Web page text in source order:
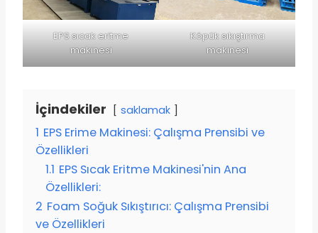
EPS sıcak eritme
makinesi
Köpük sıkıştırma
makinesi
İçindekiler saklamak
1 EPS Erime Makinesi: Çalışma Prensibi ve
Özellikleri
1.1 EPS Sıcak Eritme Makinesi'nin Ana
Özellikleri:
2 Foam Soğuk Sıkıştırıcı: Çalışma Prensibi
ve Özellikleri